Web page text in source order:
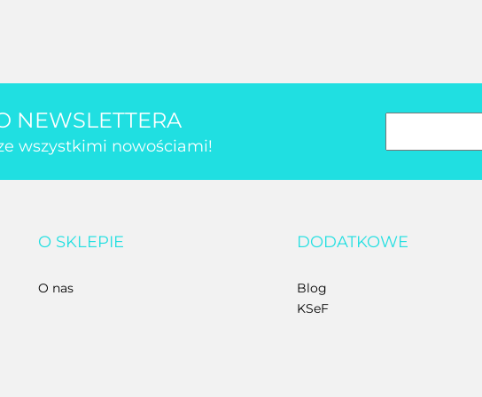
NEWSLETTERA
wszystkimi nowościami!
O SKLEPIE
O nas
DODATKOWE
Blog
KSeF